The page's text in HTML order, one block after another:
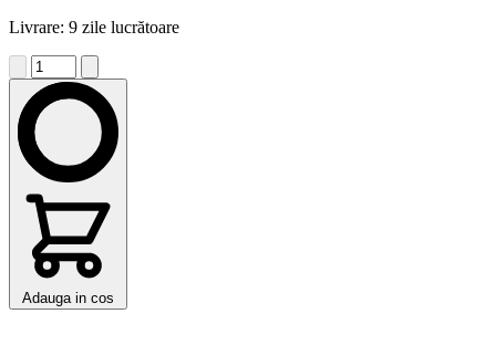
Livrare: 9 zile lucrătoare
Adauga in cos